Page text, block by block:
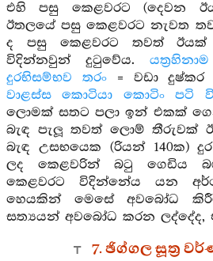
එහි පසු කෙළවරට (දෙවන
ඊතලයේ පසු කෙළවරට නැවත
ද පසු කෙළවරට තවත්
විදින්නවුන් දුටුවේය.යත්‍රහිනාම
දුරභිසම්භව තරං= වඩා
වාළස්ස කොටියා කොටිං පටි
ලොමක් සතට පලා ඉන් එකක්
බැඳ පැලූ තවත් ලොම් තීරුවක්
බැඳ උසභයෙක (රියන් 140ක)
ලද කෙළවරින් බටු ගෙඩිය
කෙළවරට විදින්නේය යන
හෙයකින් මෙසේ අවබෝධ
සත්‍යයන් අවබෝධ කරන ලද්දේද,
7. ඡිග්ගල සූත්‍ර